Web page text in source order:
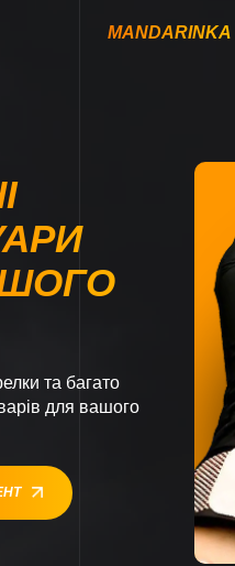
MANDARINKA
та багато
для вашого